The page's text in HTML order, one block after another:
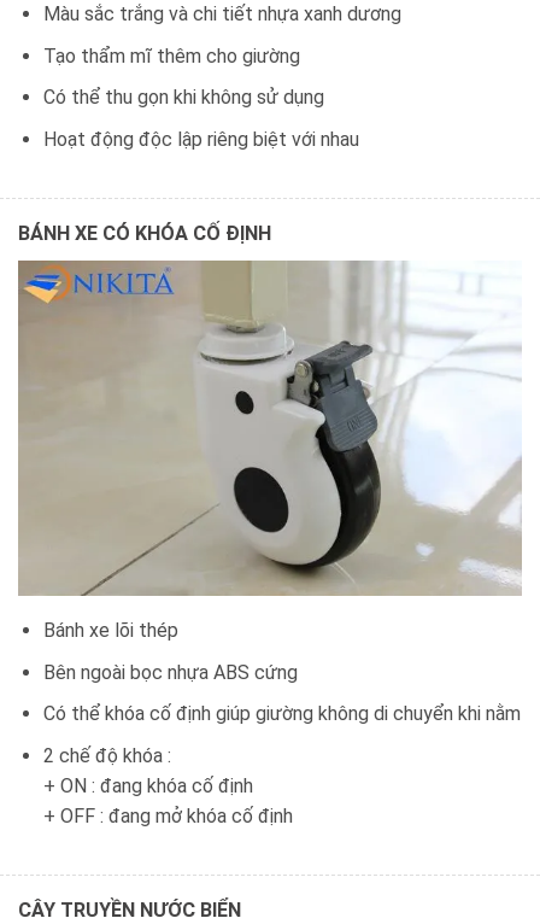
Màu sắc trắng và chi tiết nhựa xanh dương
Tạo thẩm mĩ thêm cho giường
Có thể thu gọn khi không sử dụng
Hoạt động độc lập riêng biệt với nhau
BÁNH XE CÓ KHÓA CỐ ĐỊNH
Bánh xe lõi thép
Bên ngoài bọc nhựa ABS cứng
Có thể khóa cố định giúp giường không di chuyển khi nằm
2 chế độ khóa :
+ ON : đang khóa cố định
+ OFF : đang mở khóa cố định
CÂY TRUYỀN NƯỚC BIỂN